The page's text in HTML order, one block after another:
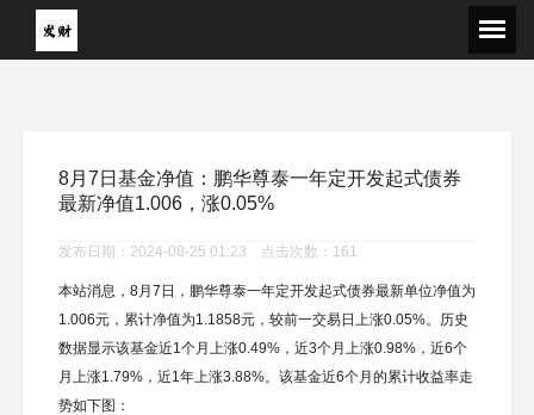
8月7日基金净值：鹏华尊泰一年定开发起式债券
最新净值1.006，涨0.05%
发布日期：2024-08-25 01:23 点击次数：161
本站消息，8月7日，鹏华尊泰一年定开发起式债券最新单位净值为
1.006元，累计净值为1.1858元，较前一交易日上涨0.05%。历史
数据显示该基金近1个月上涨0.49%，近3个月上涨0.98%，近6个
月上涨1.79%，近1年上涨3.88%。该基金近6个月的累计收益率走
势如下图：